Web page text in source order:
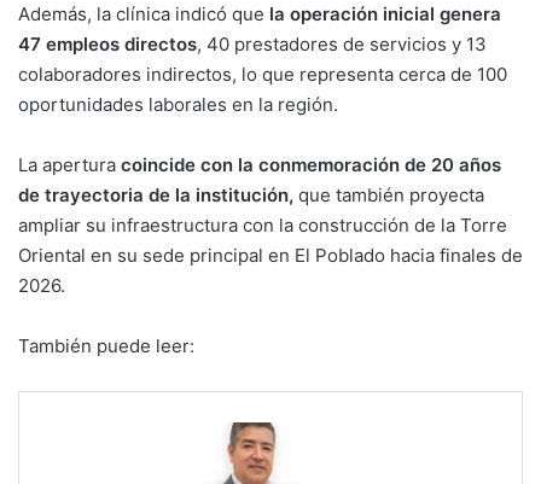
Además, la clínica indicó que la operación inicial genera
47 empleos directos, 40 prestadores de servicios y 13
colaboradores indirectos, lo que representa cerca de 100
oportunidades laborales en la región.
La apertura coincide con la conmemoración de 20 años
de trayectoria de la institución, que también proyecta
ampliar su infraestructura con la construcción de la Torre
Oriental en su sede principal en El Poblado hacia finales de
2026.
También puede leer: